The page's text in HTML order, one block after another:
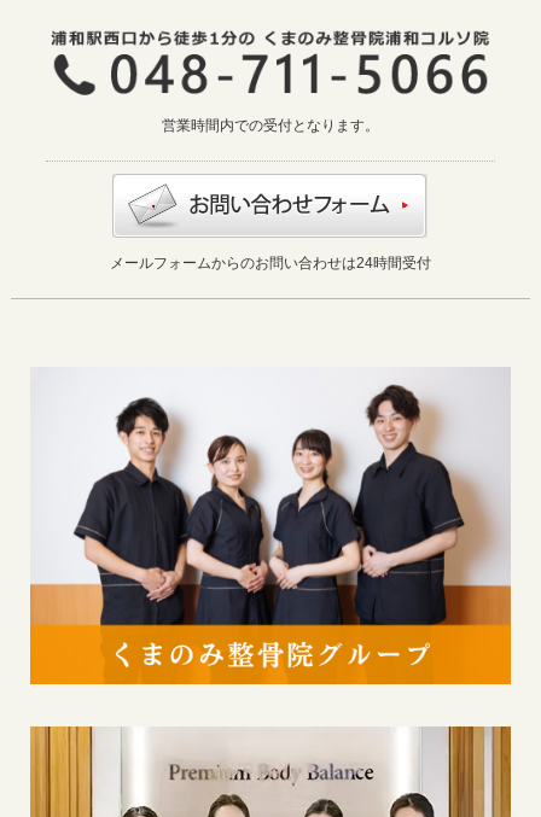
営業時間内での受付となります。
メールフォームからのお問い合わせは24時間受付